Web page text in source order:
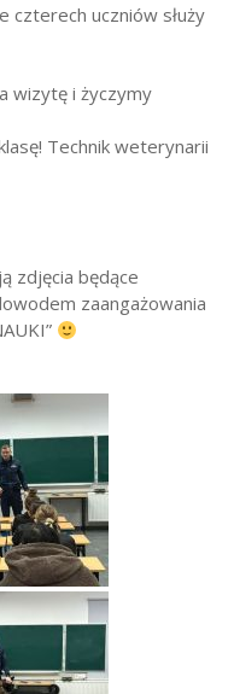
czterech uczniów służy
wizytę i życzymy
Technik weterynarii
zdjęcia będące
zaangażowania